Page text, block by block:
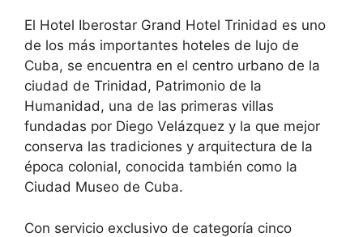
El Hotel Iberostar Grand Hotel Trinidad es uno
de los más importantes hoteles de lujo de
Cuba, se encuentra en el centro urbano de la
ciudad de Trinidad, Patrimonio de la
Humanidad, una de las primeras villas
fundadas por Diego Velázquez y la que mejor
conserva las tradiciones y arquitectura de la
época colonial, conocida también como la
Ciudad Museo de Cuba.
Con servicio exclusivo de categoría cinco